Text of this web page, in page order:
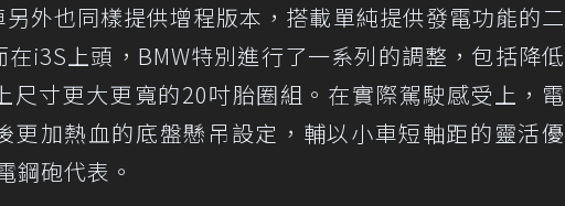
外也同樣提供增程版本，搭載單純提供發電功能的二
i3S上頭，BMW特別進行了一系列的調整，包括降低
寸更大更寬的20吋胎圈組。在實際駕駛感受上，電
更加熱血的底盤懸吊設定，輔以小車短軸距的靈活優
鋼砲代表。